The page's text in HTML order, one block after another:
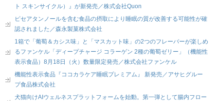
ト スキンサイクル）』が新発売／株式会社Quon
ピセアタンノールを含む食品の摂取により睡眠の質が改善する可能性が確
認されました／森永製菓株式会社
1箱で「葡萄＆カシス味」と「マスカット味」の2つのフレーバーが楽しめ
るファンケル「ディープチャージ コラーゲン 2種の葡萄ゼリー」（機能性
表示食品）8月18日（火）数量限定発売／株式会社ファンケル
機能性表示食品『ココカラケア睡眠プレミアム』 新発売／アサヒグルー
プ食品株式会社
犬猫向けAIウェルネスプラットフォームを始動。第一弾として腸内フロー